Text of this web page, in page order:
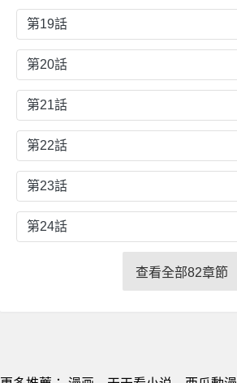
第19話
第20話
第21話
第22話
第23話
第24話
查看全部82章節